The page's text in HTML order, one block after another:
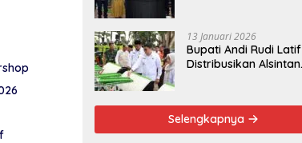
13 Januari 2026
Bupati Andi Rudi Latif
Distribusikan Alsintan
Selengkapnya